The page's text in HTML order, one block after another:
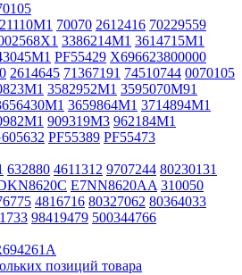
70070 2612416 70229559
3386214M1 3614715M1
PF55429 X696623800000
2614645 71367191 74510744 0070105
3582952M1 3595070M91
3659864M1 3714894M1
909319M3 962184M1
PF55389 PF55473
632880 4611312 9707244 80230131
E7NN8620AA 310050
4816716 80327062 80364033
98419479 500344766
позиций товара